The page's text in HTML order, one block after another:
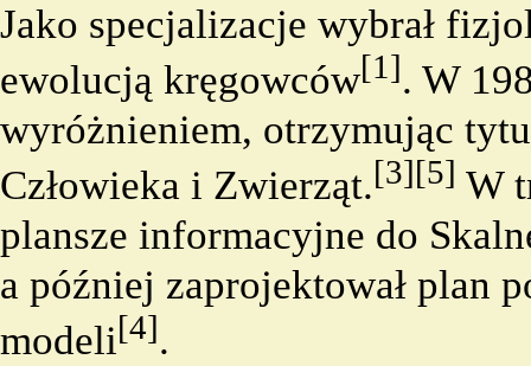
Jako specjalizacje wybrał
ewolucją kręgowców[1]. W
wyróżnieniem, otrzymując
Człowieka i Zwierząt.[3][5] W
plansze informacyjne do
a później zaprojektował plan
modeli[4].